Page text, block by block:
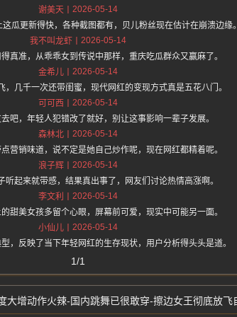
谢美天
2026-05-14
瓜更新得快，各种截图都有，贝儿粉丝现在估计在崩溃边缘
我不叫龙虾
2026-05-14
真准，从乖乖女到传说中那样，重庆吃瓜群众又赢麻了。
金希儿
2026-05-14
，几千一次还带闺蜜，现代网红的变现方式真是五花八门。
可可西
2026-05-14
吧，年轻人犯错改了就好，别让这事影响一辈子发展。
森林北
2026-05-14
营销味道，说不定是她自己炒作呢，现在网红都精着呢。
浪子辉
2026-05-14
听起来就带感，结果真出事了，网友们讨论热情高涨啊。
李文利
2026-05-14
甜美女孩多留个心眼，屏幕前可爱，现实中可能另一面。
小仙儿
2026-05-14
，反映了当下年轻网红的生存现状，用户分析得头头是道。
1/1
大增动作火辣-国内跳舞已很敢穿-擦边女王彻底放飞